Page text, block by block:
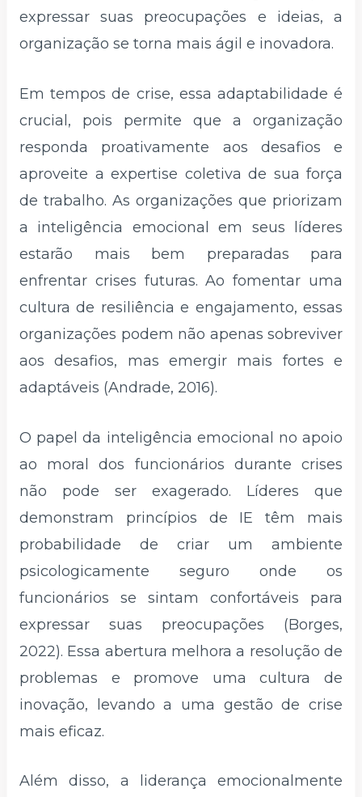
expressar suas preocupações e ideias, a
organização se torna mais ágil e inovadora.
Em tempos de crise, essa adaptabilidade é
crucial, pois permite que a organização
responda proativamente aos desafios e
aproveite a expertise coletiva de sua força
de trabalho. As organizações que priorizam
a inteligência emocional em seus líderes
estarão mais bem preparadas para
enfrentar crises futuras. Ao fomentar uma
cultura de resiliência e engajamento, essas
organizações podem não apenas sobreviver
aos desafios, mas emergir mais fortes e
adaptáveis (Andrade, 2016).
O papel da inteligência emocional no apoio
ao moral dos funcionários durante crises
não pode ser exagerado. Líderes que
demonstram princípios de IE têm mais
probabilidade de criar um ambiente
psicologicamente seguro onde os
funcionários se sintam confortáveis ​​para
expressar suas preocupações (Borges,
2022). Essa abertura melhora a resolução de
problemas e promove uma cultura de
inovação, levando a uma gestão de crise
mais eficaz.
Além disso, a liderança emocionalmente